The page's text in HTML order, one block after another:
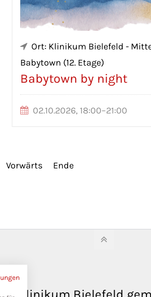
Ort: Klinikum Bielefeld -
Babytown (12. Etage)
Babytown by night
02.10.2026, 18:00–21:00
Vorwärts Ende
Klinikum Bielefeld